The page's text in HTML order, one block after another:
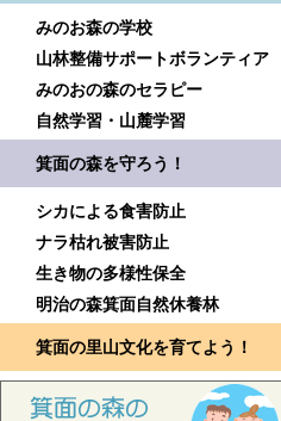
みのお森の学校
山林整備サポートボランティア
みのおの森のセラピー
自然学習・山麓学習
箕面の森を守ろう！
シカによる食害防止
ナラ枯れ被害防止
生き物の多様性保全
明治の森箕面自然休養林
箕面の里山文化を育てよう！